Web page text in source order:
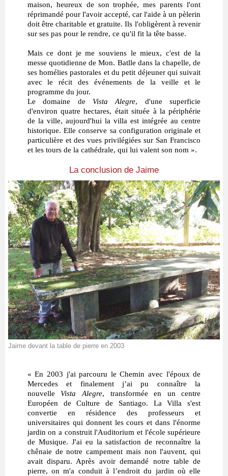
maison, heureux de son trophée, mes parents l'ont
réprimandé pour l'avoir accepté, car l'aide à un pèlerin
doit être charitable et gratuite. Ils l'obligèrent à revenir
sur ses pas pour le rendre, ce qu'il fit la tête basse.
Mais ce dont je me souviens le mieux, c'est de la
messe quotidienne de Mon. Batlle dans la chapelle, de
ses homélies pastorales et du petit déjeuner qui suivait
avec le récit des événements de la veille et le
programme du jour.
Le domaine de Vista Alegre, d'une superficie
d'environ quatre hectares, était située à la périphérie
de la ville, aujourd'hui la villa est intégrée au centre
historique. Elle conserve sa configuration originale et
particulière et des vues privilégiées sur San Francisco
et les tours de la cathédrale, qui lui valent son nom ».
La conclusion de Jaime
Jaime devant la table de pierre en 2003
« En 2003 j'ai parcouru le Chemin avec l'époux de
Mercedes et finalement j’ai pu connaître la
nouvelle Vista Alegre, transformée en un centre
Européen de Culture de Santiago. La Villa s'est
convertie en résidence des professeurs et
universitaires qui donnent les cours et dans l'énorme
jardin on a construit l'Auditorium et l'école supérieure
de Musique. J'ai eu la satisfaction de reconnaître la
chênaie de notre campement mais non l'auvent, qui
avait disparu. Après avoir demandé notre table de
pierre, on m'a conduit à l’endroit du jardin où elle